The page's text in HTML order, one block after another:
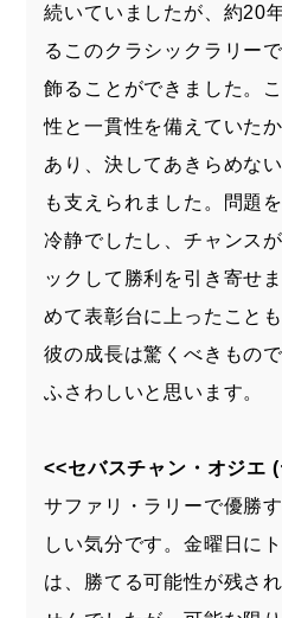
続いていましたが、約20
るこのクラシックラリー
飾ることができました。
性と一貫性を備えていた
あり、決してあきらめな
も支えられました。問題
冷静でしたし、チャンス
ックして勝利を引き寄せ
めて表彰台に上ったこと
彼の成長は驚くべきもの
ふさわしいと思います。
<<セバスチャン・オジエ
サファリ・ラリーで優勝
しい気分です。金曜日に
は、勝てる可能性が残さ